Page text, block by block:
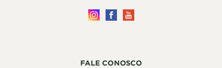
FALE CONOSCO